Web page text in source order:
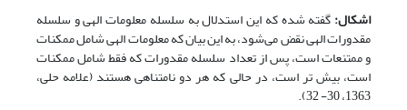
اشکال:گفته شده که این استدلال به سلسله معلومات الهی و سلسله
مقدورات الهی نقض می‌شود، به این بیان که معلومات الهی شامل ممکنات
و ممتنعات است، پس از تعداد سلسله مقدورات که فقط شامل ممکنات
است، بیش تر است، در حالی که هر دو نامتناهی هستند (علامه حلی،
1363، 30- 32).